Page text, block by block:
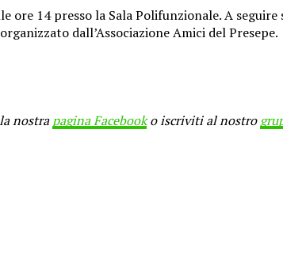
ore 14 presso la Sala Polifunzionale. A
dall’Associazione Amici del Presepe.
nostrapagina Facebooko iscriviti al nostro